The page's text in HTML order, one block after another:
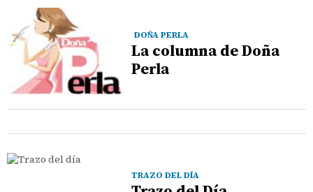
DOÑA PERLA
La columna de Doña
Perla
TRAZO DEL DÍA